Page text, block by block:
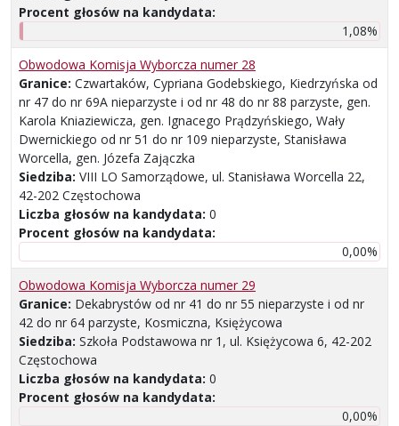
Procent głosów na kandydata:
1,08%
Obwodowa Komisja Wyborcza numer 28
Granice: Czwartaków, Cypriana Godebskiego, Kiedrzyńska od
nr 47 do nr 69A nieparzyste i od nr 48 do nr 88 parzyste, gen.
Karola Kniaziewicza, gen. Ignacego Prądzyńskiego, Wały
Dwernickiego od nr 51 do nr 109 nieparzyste, Stanisława
Worcella, gen. Józefa Zajączka
Siedziba: VIII LO Samorządowe, ul. Stanisława Worcella 22,
42-202 Częstochowa
Liczba głosów na kandydata: 0
Procent głosów na kandydata:
0,00%
Obwodowa Komisja Wyborcza numer 29
Granice: Dekabrystów od nr 41 do nr 55 nieparzyste i od nr
42 do nr 64 parzyste, Kosmiczna, Księżycowa
Siedziba: Szkoła Podstawowa nr 1, ul. Księżycowa 6, 42-202
Częstochowa
Liczba głosów na kandydata: 0
Procent głosów na kandydata:
0,00%